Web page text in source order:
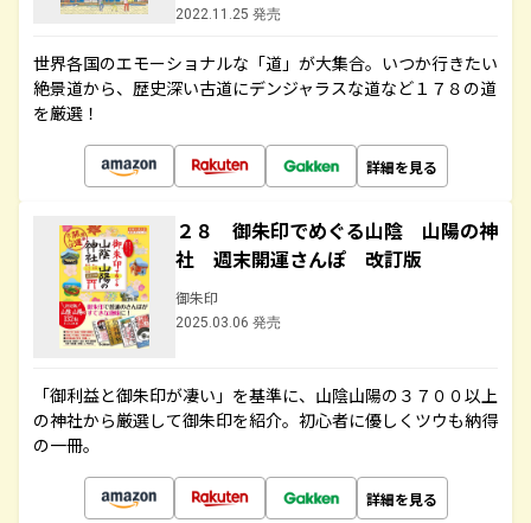
2022.11.25 発売
世界各国のエモーショナルな「道」が大集合。いつか行きたい
絶景道から、歴史深い古道にデンジャラスな道など１７８の道
を厳選！
詳細を見る
２８ 御朱印でめぐる山陰 山陽の神
社 週末開運さんぽ 改訂版
御朱印
2025.03.06 発売
「御利益と御朱印が凄い」を基準に、山陰山陽の３７００以上
の神社から厳選して御朱印を紹介。初心者に優しくツウも納得
の一冊。
詳細を見る